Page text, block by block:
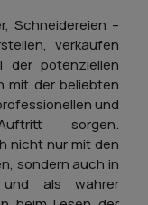
Schneidereien –
verkaufen
der potenziellen
mit der beliebten
und
Auftritt sorgen.
nicht nur mit den
sondern auch in
und als wahrer